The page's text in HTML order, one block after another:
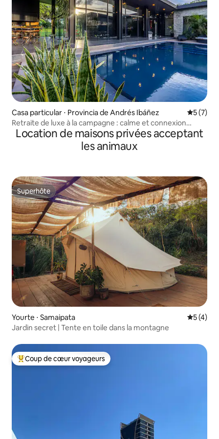
Casa particular ⋅ Provincia de Andrés Ibáñez
5 (7)
Retraite de luxe à la campagne : calme et connexion
complète
Location de maisons privées acceptant
les animaux
Superhôte
Superhôte
Yourte ⋅ Samaipata
5 (4)
Jardin secret | Tente en toile dans la montagne
Coups de cœur voyageurs les plus appréciés
Coup de cœur voyageurs